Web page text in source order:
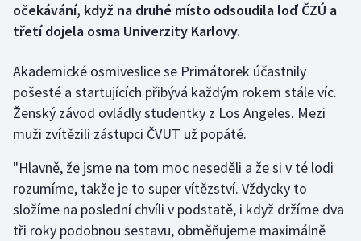
Dostihy
Florbal
Futsal
Golf
Gymnastika
Házená
očekávání, když na druhé místo odsoudila loď ČZÚ a
třetí dojela osma Univerzity Karlovy.
Akademické osmiveslice se Primátorek účastnily
pošesté a startujících přibývá každým rokem stále víc.
Ženský závod ovládly studentky z Los Angeles. Mezi
muži zvítězili zástupci ČVUT už popáté.
"Hlavně, že jsme na tom moc neseděli a že si v té lodi
rozumíme, takže je to super vítězství. Vždycky to
složíme na poslední chvíli v podstatě, i když držíme dva
tři roky podobnou sestavu, obměňujeme maximálně